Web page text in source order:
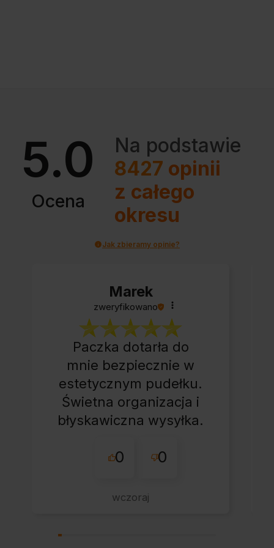
5.0
Ocena
Na podstawie
8427 opinii
z całego
okresu
Jak zbieramy opinie?
Marek
zweryfikowano
Paczka dotarła do
mnie bezpiecznie w
estetycznym pudełku.
Świetna organizacja i
błyskawiczna wysyłka.
sklepu nie pierwszy
wszystko perfekt.
0 0
wczoraj